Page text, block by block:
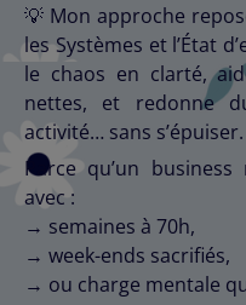
💡 Mon approche
les Systèmes et l’État
le chaos en clarté,
nettes, et redonne
activité… sans s’épuiser.
Parce qu’un
avec :
→ semaines à 70h,
→ week-ends sacrifiés,
→ ou charge mentale